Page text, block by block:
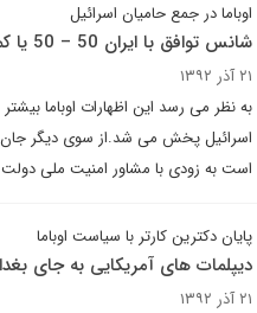
اوباما در جمع حامیان اسرائیل
شانس توافق با ایران 50 – 50 یا کمتر است
۲۱ آذر ۱۳۹۲
به نظر می رسد این اظهارات اوباما
اسرائیل پخش می شد.از سوی دیگر جان
است به زودی با مشاور امنیت ملی دولت
پایان دکترین کارتر با سیاست اوباما
دیپلمات های آمریکایی به جای
۲۱ آذر ۱۳۹۲